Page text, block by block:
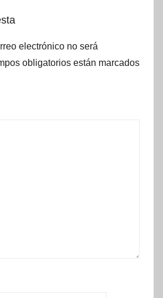
electrónico no será
obligatorios están marcados